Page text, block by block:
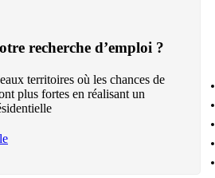
recherche d’emploi ?
territoires où les chances de
plus fortes en réalisant un